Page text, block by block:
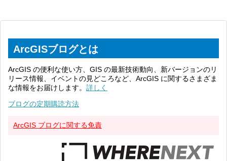
ArcGISブログとは
ArcGIS の便利な使い方、GIS の最新技術動向、新バージョンのリ
リース情報、イベントの見どころなど、ArcGIS に関するさまざま
な情報をお届けします。 詳しく
ブログの定期購読方法
ArcGIS ブログに関する免責